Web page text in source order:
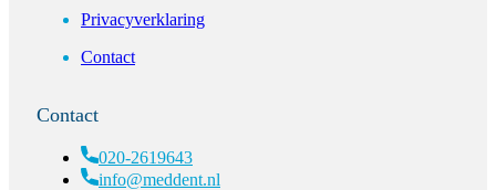
Privacyverklaring
Contact
Contact
020-2619643
info@meddent.nl